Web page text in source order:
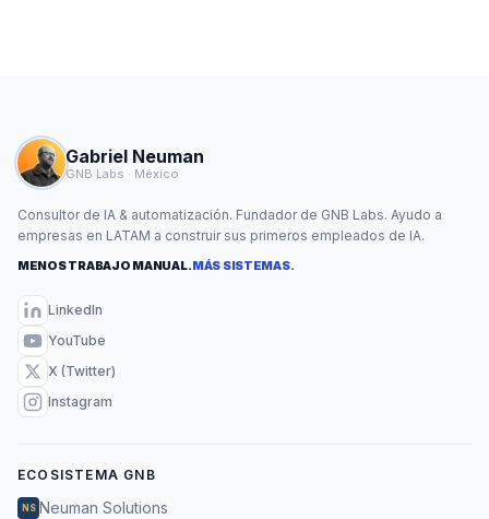
Gabriel Neuman
GNB Labs · México
Consultor de IA & automatización. Fundador de GNB Labs. Ayudo a
empresas en LATAM a construir sus primeros empleados de IA.
MENOS TRABAJO MANUAL.MÁS SISTEMAS.
LinkedIn
YouTube
X (Twitter)
Instagram
ECOSISTEMA GNB
NS Neuman Solutions